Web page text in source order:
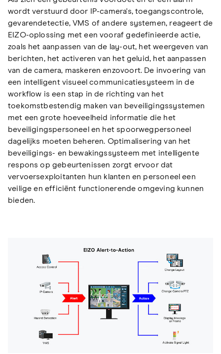
wordt verstuurd door IP-camera's, toegangscontrole,
gevarendetectie, VMS of andere systemen, reageert de
EIZO-oplossing met een vooraf gedefinieerde actie,
zoals het aanpassen van de lay-out, het weergeven van
berichten, het activeren van het geluid, het aanpassen
van de camera, maskeren enzovoort. De invoering van
een intelligent visueel communicatiesysteem in de
workflow is een stap in de richting van het
toekomstbestendig maken van beveiligingssystemen
met een grote hoeveelheid informatie die het
beveiligingspersoneel en het spoorwegpersoneel
dagelijks moeten beheren. Optimalisering van het
beveiligings- en bewakingssysteem met intelligente
respons op gebeurtenissen zorgt ervoor dat
vervoersexploitanten hun klanten en personeel een
veilige en efficiënt functionerende omgeving kunnen
bieden.